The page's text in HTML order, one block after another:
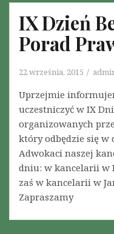
IX Dzień
Porad
22 września, 2015
Uprzejmie
uczestniczyć w IX
organizowanych
który odbędzie się w
Adwokaci naszej
dniu: w kancelarii w
zaś w kancelarii w
Zapraszamy